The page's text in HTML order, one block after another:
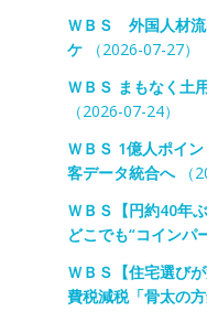
ＷＢＳ 外国人材
ケ（2026-07-27）
ＷＢＳ まもなく土
（2026-07-24）
ＷＢＳ 1億人ポイ
客データ統合へ（
ＷＢＳ【円約40年
どこでも“コインパ
ＷＢＳ【住宅選び
費税減税「骨太の方